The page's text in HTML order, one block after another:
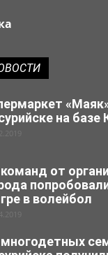
на базе
от
в волейбол
многодетных